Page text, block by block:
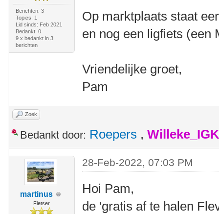
Berichten: 3
Topics: 1
Lid sinds: Feb 2021
Bedankt: 0
9 x bedankt in 3
berichten
Op marktplaats staat
en nog een ligfiets (een
Vriendelijke groet,
Pam
Zoek
Bedankt door: Roepers ,
martinus
Fietser
28-Feb-2022, 07:03 PM
Hoi Pam,
de 'gratis af te halen